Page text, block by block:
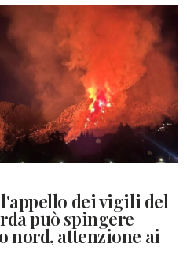
dei vigili del
può spingere
nord, attenzione ai